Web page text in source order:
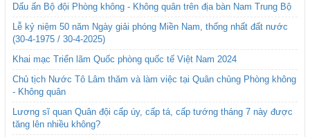
Dấu ấn Bộ đội Phòng không - Không quân trên địa bàn Nam Trung Bộ
Lễ kỷ niệm 50 năm Ngày giải phóng Miền Nam, thống nhất đất nước
(30-4-1975 / 30-4-2025)
Khai mạc Triển lãm Quốc phòng quốc tế Việt Nam 2024
Chủ tịch Nước Tô Lâm thăm và làm việc tại Quân chủng Phòng không
- Không quân
Lương sĩ quan Quân đội cấp úy, cấp tá, cấp tướng tháng 7 này được
tăng lên nhiều không?